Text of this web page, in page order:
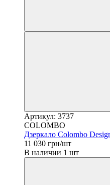
Артикул: 3737
COLOMBO
Дзеркало Colombo
11 030 грн/шт
В наличии 1 шт